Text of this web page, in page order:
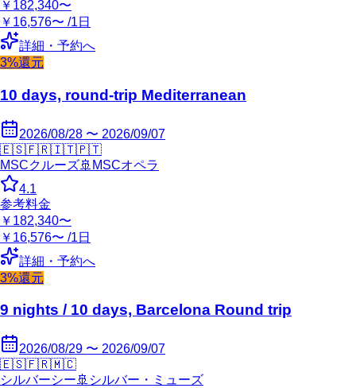
￥182,340〜
￥16,576〜 /1日
詳細・予約へ
3%還元
10 days, round-trip Mediterranean
2026/08/28 〜 2026/09/07
🇪🇸🇫🇷🇮🇹🇵🇹
MSCクルーズ🚢 MSCオペラ
4.1
参考料金
￥182,340〜
￥16,576〜 /1日
詳細・予約へ
3%還元
9 nights / 10 days, Barcelona Round trip
2026/08/29 〜 2026/09/07
🇪🇸🇫🇷🇲🇨
シルバーシー 🚢 シルバー・ミューズ